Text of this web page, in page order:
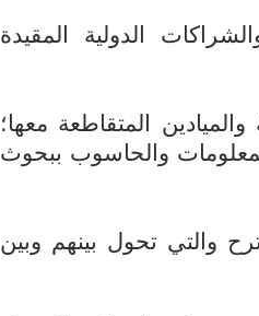
الدولية المقيدة
المتقاطعة معها؛
والحاسوب ببحوث
والتي تحول بينهم وبين